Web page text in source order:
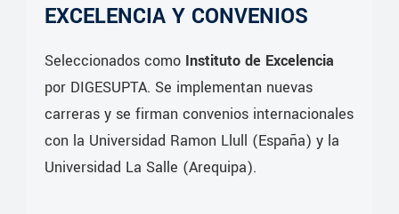
EXCELENCIA Y CONVENIOS
Seleccionados como Instituto de Excelencia
por DIGESUPTA. Se implementan nuevas
carreras y se firman convenios internacionales
con la Universidad Ramon Llull (España) y la
Universidad La Salle (Arequipa).